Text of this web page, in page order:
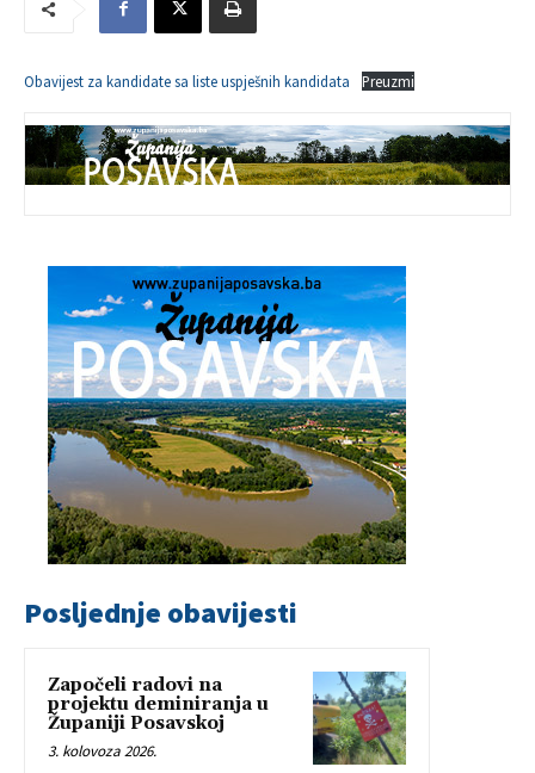
Obavijest za kandidate sa liste uspješnih kandidata Preuzmi
Posljednje obavijesti
Započeli radovi na
projektu deminiranja u
Županiji Posavskoj
3. kolovoza 2026.